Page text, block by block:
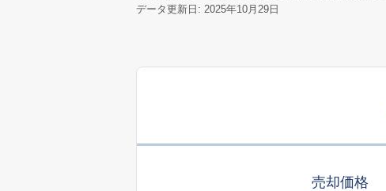
データ更新日: 2025年10月29日
売却価格